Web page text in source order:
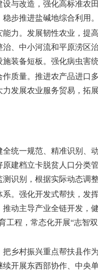
与改造，强化高标准农
步推进盐碱地综合利用。
力。 发展韧性农业，提
、中小河流和平原涝区
装备短板。强化病虫害
质量。 推进农产品进口
发展农业服务贸易，拓
全统一规范、精准识别、
建档立卡脱贫人口分类
识别，根据实际动态调整
。 强化开发式帮扶，发
动主导产业全链开发，
工程，常态化开展“志智
把乡村振兴重点帮扶县作
开展东西部协作、中央